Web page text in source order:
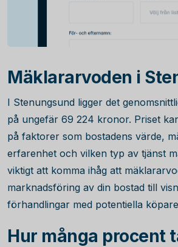
Mäklararvoden i
I Stenungsund ligger det
på ungefär 69 224 kronor. Priset
på faktorer som bostadens värde,
erfarenhet och vilken typ av tjänst
viktigt att komma ihåg att
marknadsföring av din bostad till
förhandlingar med potentiella
Hur många procent